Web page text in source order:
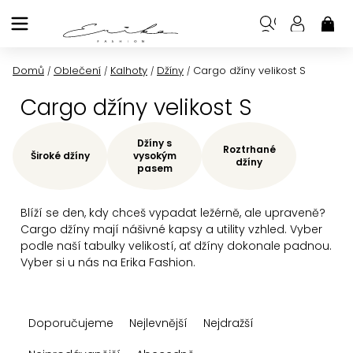
na
Domů / Oblečení / Kalhoty / Džíny / Cargo džíny velikost S
Cargo džíny velikost S
Blíží se den, kdy chceš vypadat ležérně, ale upraveně?
Cargo džíny mají nášivné kapsy a utility vzhled. Vyber
podle naší tabulky velikostí, ať džíny dokonale padnou.
Vyber si u nás na Erika Fashion.
Široké džíny
Džíny s
vysokým
pasem
Roztrhané
džíny
aDoporučujeme Nejlevnější
Nejdražší